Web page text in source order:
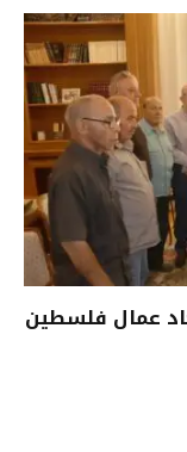
عمال فلسطين